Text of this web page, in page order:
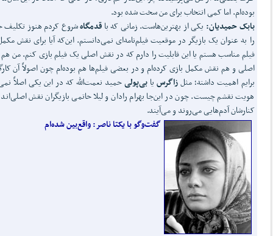
بوده‌ام. اما کمی انتخاب برای من سخت شده بود.
بابک حمیدیان: یکی از بهترین‌هاست. زمانی که با قدمگاهشروع کردم هنوز تکلیف
را به عنوان یک بازیگر در موقعیت فیلم‌نامه‌ای نمی‌دانستم. این‌که آیا برای نقش
فیلم مناسب هستم یا این قابلیت را دارم که در نقش اصلی یک فیلم بازی کنم. من
اصلی و هم نقش مکمل بازی کرده‌ام و در بعضی فیلم‌ها هم بوده‌ام چون اصولاً آن
برایم اهمیت داشته؛ مثلزاگرسیا بی‌پولیحمید نعمت‌الله که در این یکی اصلاً
هویت نقشم چیست. چون در این‌جا بهرام رادان و لیلا حاتمی بازیگران نقش
کنارشان آدم‌هایی می‌روند و می‌آیند.
گفت‌وگو با یکتا ناصر: واقع‌بین شده‌ام